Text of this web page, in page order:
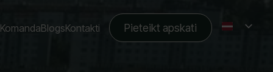
KomandaBlogsKontakti Pieteikt apskati